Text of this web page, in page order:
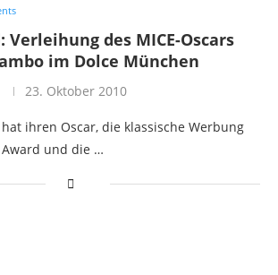
Verleihung des MICE-Oscars
im Dolce München
23. Oktober 2010
ihren Oscar, die klassische Werbung
und die …